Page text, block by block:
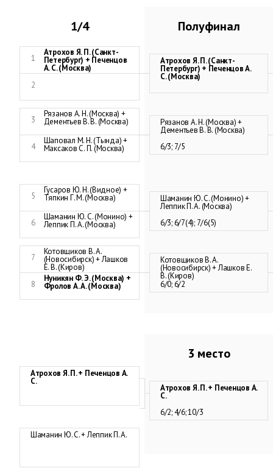
1/4
1
Атрохов Я. П. (Санкт-
Петербург) + Печенцов
А. С. (Москва)
2
3
Рязанов А. Н. (Москва) +
Дементьев В. В. (Москва)
4
Шаповал М. Н. (Тында) +
Максаков С. П. (Москва)
5
Гусаров Ю. Н. (Видное) +
Тяпкин Г. М. (Москва)
6
Шаманин Ю. С. (Монино) +
Леппик П. А. (Москва)
7
Котовщиков В. А.
(Новосибирск) + Лашков
Е. В. (Киров)
8
Нуникян Ф. Э. (Москва) +
Фролов А. А. (Москва)
Полуфинал
Атрохов Я. П. (Санкт-
Петербург) + Печенцов А.
С. (Москва)
Рязанов А. Н. (Москва) +
Дементьев В. В. (Москва)
6/3; 7/5
Шаманин Ю. С. (Монино) +
Леппик П. А. (Москва)
6/3; 6/7(4); 7/6(5)
Котовщиков В. А.
(Новосибирск) + Лашков Е.
В. (Киров)
6/0; 6/2
Атрохов Я. П. + Печенцов А.
С.
Шаманин Ю. С. + Леппик П. А.
3 место
Атрохов Я. П. + Печенцов А.
С.
6/2; 4/6; 10/3